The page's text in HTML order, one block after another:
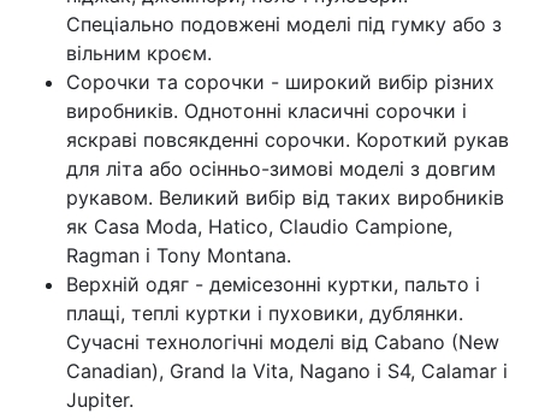
Спеціально подовжені моделі під гумку або з
вільним кроєм.
Сорочки та сорочки - широкий вибір різних
виробників. Однотонні класичні сорочки і
яскраві повсякденні сорочки. Короткий рукав
для літа або осінньо-зимові моделі з довгим
рукавом. Великий вибір від таких виробників
як Casa Moda, Hatico, Claudio Campione,
Ragman і Tony Montana.
Верхній одяг - демісезонні куртки, пальто і
плащі, теплі куртки і пуховики, дублянки.
Сучасні технологічні моделі від Cabano (New
Canadian), Grand la Vita, Nagano і S4, Calamar і
Jupiter.